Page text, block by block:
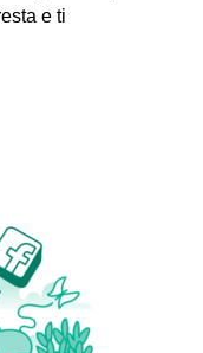
e ti